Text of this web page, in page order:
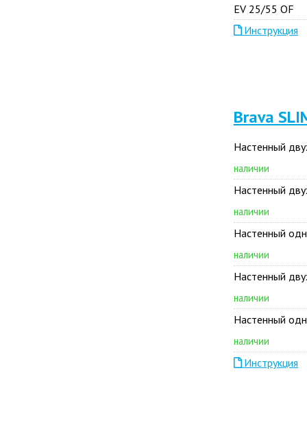
EV 25/55 OF
Инструкция
Brava
Настенный
наличии
Настенный
наличии
Настенный
наличии
Настенный
наличии
Настенный
наличии
Инструкция